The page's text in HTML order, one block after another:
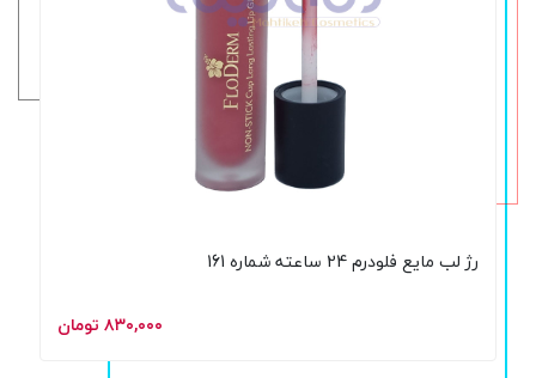
رژ لب مایع فلودرم 24 ساعته شماره 161
۸۳۰,۰۰۰ تومان